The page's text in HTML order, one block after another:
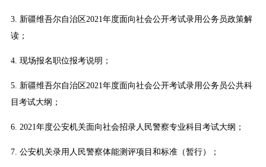
3. 新疆维吾尔自治区2021年度面向社会公开考试录用公务员政策解
读；
4. 现场报名职位报考说明；
5. 新疆维吾尔自治区2021年度面向社会公开考试录用公务员公共科
目考试大纲；
6. 2021年度公安机关面向社会招录人民警察专业科目考试大纲；
7. 公安机关录用人民警察体能测评项目和标准（暂行）；